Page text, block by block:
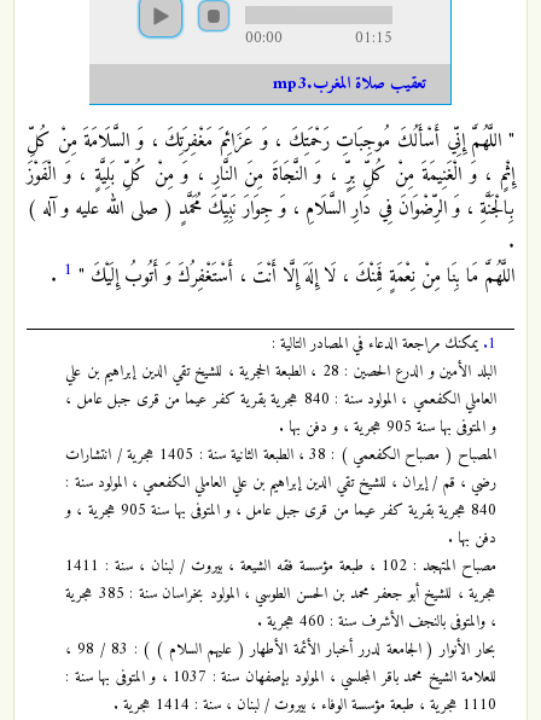
00:00 01:15
تعقيب صلاة المغرب.mp3
" اللَّهُمَّ إِنِّي أَسْأَلُكَ مُوجِبَاتِ رَحْمَتِكَ ، وَ عَزَائِمَ مَغْفِرَتِكَ ، وَ السَّلَامَةَ مِنْ كُلِّ
إِثْمٍ ، وَ الْغَنِيمَةَ مِنْ كُلِّ بِرٍّ ، وَ النَّجَاةَ مِنَ النَّارِ ، وَ مِنْ كُلِّ بَلِيَّةٍ ، وَ الْفَوْزَ
بِالْجَنَّةِ ، وَ الرِّضْوَانَ فِي دَارِ السَّلَامِ ، وَ جِوَارَ نَبِيِّكَ مُحَمَّدٍ ( صلى الله عليه و آله )
.
اللَّهُمَّ مَا بِنَا مِنْ نِعْمَةٍ فَمِنْكَ ، لَا إِلَهَ إِلَّا أَنْتَ ، أَسْتَغْفِرُكَ وَ أَتُوبُ إِلَيْكَ " 1
.
1. يمكنك مراجعة الدعاء في المصادر التالية :
البلد الأمين و الدرع الحصين : 28 ، الطبعة الحجرية ، للشيخ تقي الدين إبراهيم بن علي
العاملي الكفعمي ، المولود سنة : 840 هجرية بقرية كفر عيما من قرى جبل عامل ،
و المتوفى بها سنة 905 هجرية ، و دفن بها .
المصباح ( مصباح الكفعمي ) : 38 ، الطبعة الثانية سنة : 1405 هجرية / انتشارات
رضي ، قم / إيران ، للشيخ تقي الدين إبراهيم بن علي العاملي الكفعمي ، المولود سنة :
840 هجرية بقرية كفر عيما من قرى جبل عامل ، و المتوفى بها سنة 905 هجرية ، و
دفن بها .
مصباح المتهجد : 102 ، طبعة مؤسسة فقه الشيعة ، بيروت / لبنان ، سنة : 1411
هجرية ، للشيخ أبو جعفر محمد بن الحسن الطوسي ، المولود بخراسان سنة : 385 هجرية
، والمتوفى بالنجف الأشرف سنة : 460 هجرية .
بحار الأنوار ( الجامعة لدرر أخبار الأئمة الأطهار ( عليهم السلام ) ) : 83 / 98 ،
للعلامة الشيخ محمد باقر المجلسي ، المولود بإصفهان سنة : 1037 ، و المتوفى بها سنة :
1110 هجرية ، طبعة مؤسسة الوفاء ، بيروت / لبنان ، سنة : 1414 هجرية .